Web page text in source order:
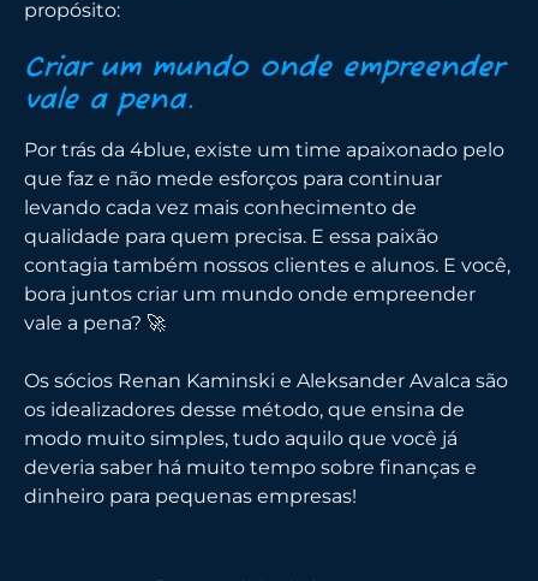
propósito:
Criar um mundo onde empreender
vale a pena.
Por trás da 4blue, existe um time apaixonado pelo
que faz e não mede esforços para continuar
levando cada vez mais conhecimento de
qualidade para quem precisa. E essa paixão
contagia também nossos clientes e alunos. E você,
bora juntos criar um mundo onde empreender
vale a pena? 🚀
Os sócios Renan Kaminski e Aleksander Avalca são
os idealizadores desse método, que ensina de
modo muito simples, tudo aquilo que você já
deveria saber há muito tempo sobre finanças e
dinheiro para pequenas empresas!